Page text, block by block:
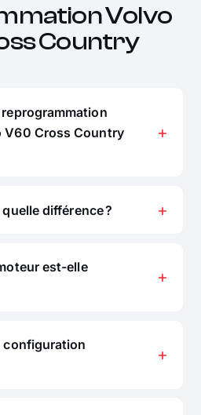
Volvo
Country
V60 Cross Country
quelle différence ?
est-elle
configuration